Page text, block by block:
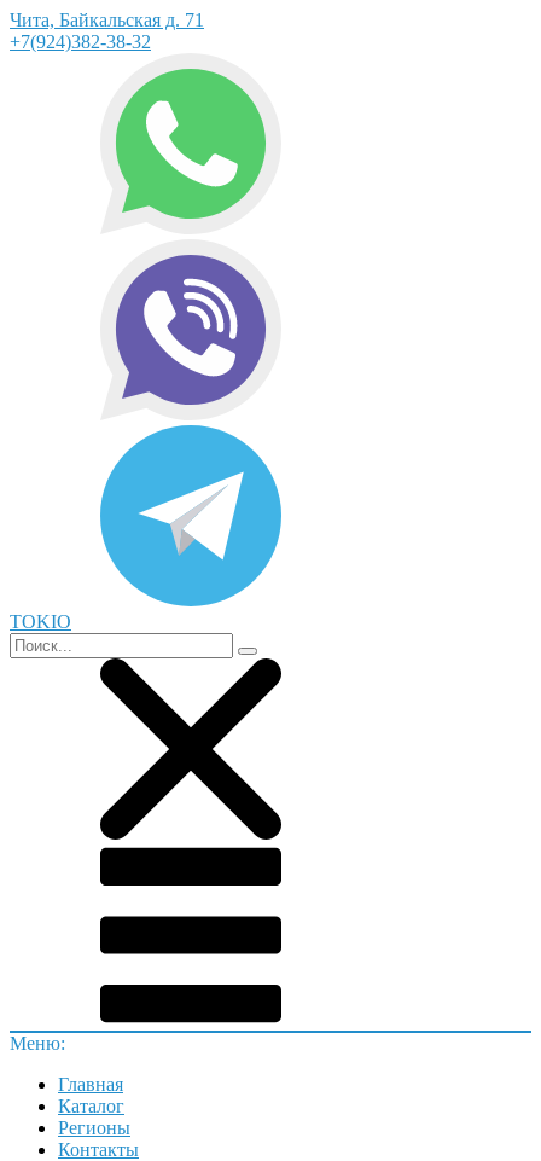
Чита, Байкальская д. 71
+7(924)382-38-32
TOKIO
Меню:
Главная
Каталог
Регионы
Контакты